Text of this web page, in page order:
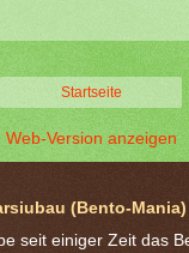
Startseite
Web-Version anzeigen
(Bento-Mania)
seit einiger Zeit das